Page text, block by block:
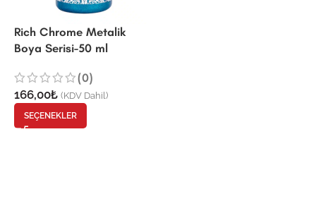
Rich Chrome Metalik
Boya Serisi-50 ml
(0)
166,00₺ (KDV Dahil)
SEÇENEKLER